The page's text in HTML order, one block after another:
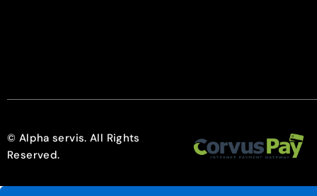
© Alpha servis. All Rights
Reserved.